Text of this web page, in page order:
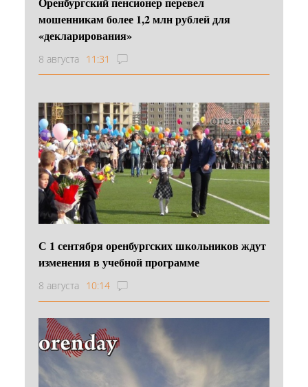
мошенникам более 1,2 млн рублей для
«декларирования»
8 августа 11:31
С 1 сентября оренбургских школьников ждут
изменения в учебной программе
8 августа 10:14